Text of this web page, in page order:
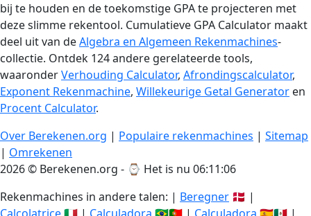
bij te houden en de toekomstige GPA te projecteren met
deze slimme rekentool. Cumulatieve GPA Calculator maakt
deel uit van deAlgebra en Algemeen Rekenmachines-
collectie. Ontdek 124 andere gerelateerde tools,
waaronderVerhouding Calculator, Afrondingscalculator,
Exponent Rekenmachine, Willekeurige Getal Generator en
Procent Calculator.
Over Berekenen.org | Populaire rekenmachines | Sitemap
| Omrekenen
2026 © Berekenen.org - ⌚ Het is nu 06:11:07
Rekenmachines in andere talen: | Beregner 🇩🇰 |